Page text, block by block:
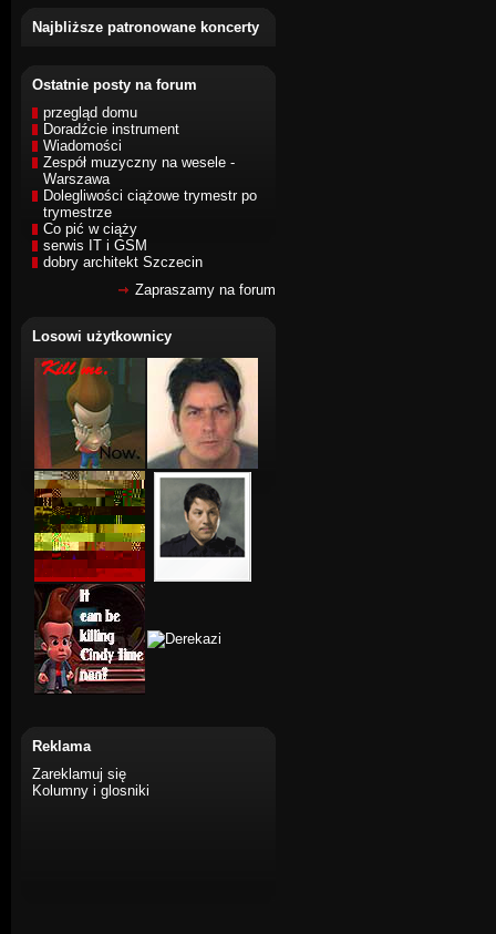
Najbliższe patronowane koncerty
Ostatnie posty na forum
przegląd domu
Doradźcie instrument
Wiadomości
Zespół muzyczny na wesele -
Warszawa
Dolegliwości ciążowe trymestr po
trymestrze
Co pić w ciąży
serwis IT i GSM
dobry architekt Szczecin
Zapraszamy na forum
Losowi użytkownicy
Reklama
Zareklamuj się
Kolumny i glosniki